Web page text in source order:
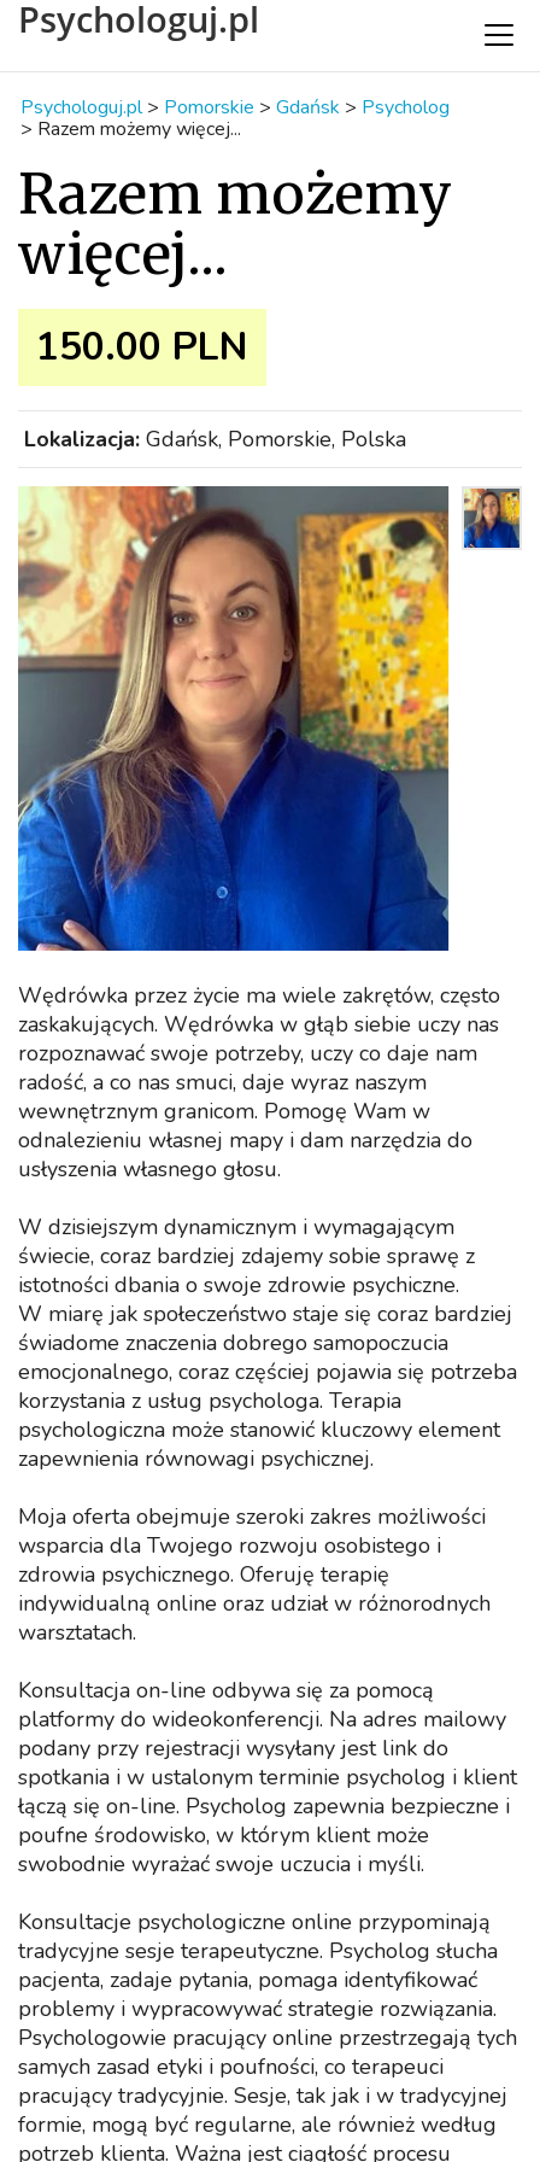
Psychologuj.pl
Psychologuj.pl > Pomorskie > Gdańsk > Psycholog
> Razem możemy więcej...
Razem możemy
więcej...
150.00 PLN
Lokalizacja: Gdańsk, Pomorskie, Polska
Wędrówka przez życie ma wiele zakrętów, często
zaskakujących. Wędrówka w głąb siebie uczy nas
rozpoznawać swoje potrzeby, uczy co daje nam
radość, a co nas smuci, daje wyraz naszym
wewnętrznym granicom. Pomogę Wam w
odnalezieniu własnej mapy i dam narzędzia do
usłyszenia własnego głosu.
W dzisiejszym dynamicznym i wymagającym
świecie, coraz bardziej zdajemy sobie sprawę z
istotności dbania o swoje zdrowie psychiczne.
W miarę jak społeczeństwo staje się coraz bardziej
świadome znaczenia dobrego samopoczucia
emocjonalnego, coraz częściej pojawia się potrzeba
korzystania z usług psychologa. Terapia
psychologiczna może stanowić kluczowy element
zapewnienia równowagi psychicznej.
Moja oferta obejmuje szeroki zakres możliwości
wsparcia dla Twojego rozwoju osobistego i
zdrowia psychicznego. Oferuję terapię
indywidualną online oraz udział w różnorodnych
warsztatach.
Konsultacja on-line odbywa się za pomocą
platformy do wideokonferencji. Na adres mailowy
podany przy rejestracji wysyłany jest link do
spotkania i w ustalonym terminie psycholog i klient
łączą się on-line. Psycholog zapewnia bezpieczne i
poufne środowisko, w którym klient może
swobodnie wyrażać swoje uczucia i myśli.
Konsultacje psychologiczne online przypominają
tradycyjne sesje terapeutyczne. Psycholog słucha
pacjenta, zadaje pytania, pomaga identyfikować
problemy i wypracowywać strategie rozwiązania.
Psychologowie pracujący online przestrzegają tych
samych zasad etyki i poufności, co terapeuci
pracujący tradycyjnie. Sesje, tak jak i w tradycyjnej
formie, mogą być regularne, ale również według
potrzeb klienta. Ważna jest ciągłość procesu